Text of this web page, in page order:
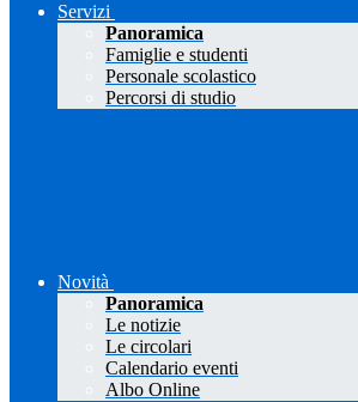
Servizi
Panoramica
Famiglie e studenti
Personale scolastico
Percorsi di studio
Novità
Panoramica
Le notizie
Le circolari
Calendario eventi
Albo Online